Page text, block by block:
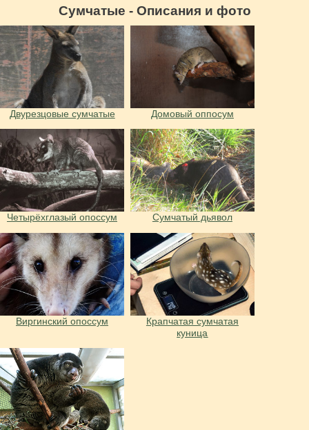
Сумчатые - Описания и фото
Двурезцовые сумчатые Домовый оппосум
Четырёхглазый опоссум Сумчатый дьявол
Виргинский опоссум
Крапчатая сумчатая
куница